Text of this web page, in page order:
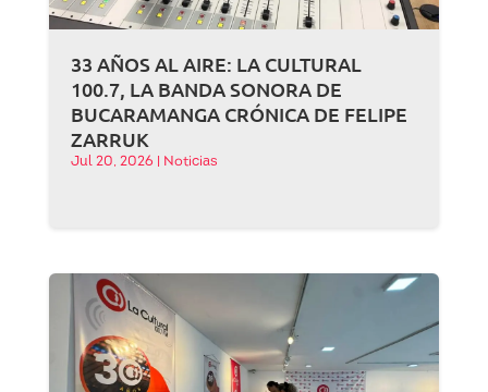
33 AÑOS AL AIRE: LA CULTURAL
100.7, LA BANDA SONORA DE
BUCARAMANGA CRÓNICA DE FELIPE
ZARRUK
Jul 20, 2026 Noticias